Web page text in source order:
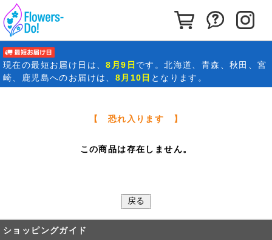
カートを見る
お問い合
現在の最短お届け日 は、8月9日 です。北海道、青森、秋田、宮
崎、鹿児島へのお届けは、 8月10日 となります。
【 恐れ入ります 】
この商品は存在しません。
ショッピングガイド